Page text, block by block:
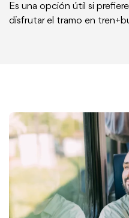
Es una opción útil si
disfrutar el tramo en